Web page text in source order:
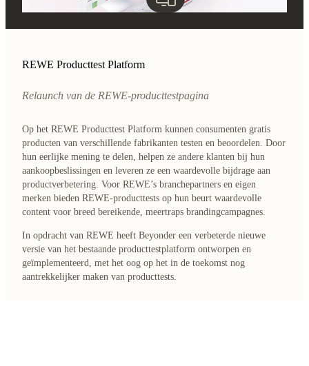
REWE Producttest Platform
Relaunch van de REWE-producttestpagina
Op het REWE Producttest Platform kunnen consumenten gratis
producten van verschillende fabrikanten testen en beoordelen. Door
hun eerlijke mening te delen, helpen ze andere klanten bij hun
aankoopbeslissingen en leveren ze een waardevolle bijdrage aan
productverbetering. Voor REWE’s branchepartners en eigen
merken bieden REWE-producttests op hun beurt waardevolle
content voor breed bereikende, meertraps brandingcampagnes.
In opdracht van REWE heeft Beyonder een verbeterde nieuwe
versie van het bestaande producttestplatform ontworpen en
geïmplementeerd, met het oog op het in de toekomst nog
aantrekkelijker maken van producttests.